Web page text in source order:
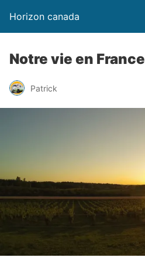
Horizon canada
Notre vie en France
Patrick